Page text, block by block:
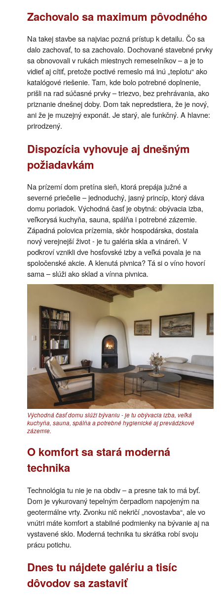
Zachovalo sa maximum pôvodného
Na takej stavbe sa najviac pozná prístup k detailu. Čo sa
dalo zachovať, to sa zachovalo. Dochované stavebné prvky
sa obnovovali v rukách miestnych remeselníkov – a je to
vidieť aj cítiť, pretože poctivé remeslo má inú „teplotu“ ako
katalógové riešenie. Tam, kde bolo potrebné doplnenie,
prišli na rad súčasné prvky – triezvo, bez prehrávania, ako
priznanie dnešnej doby. Dom tak nepredstiera, že je nový,
ani že je muzejný exponát. Je starý, ale funkčný. A hlavne:
prirodzený.
Dispozícia vyhovuje aj dnešným
požiadavkám
Na prízemí dom pretína sieň, ktorá prepája južné a
severné priečelie – jednoduchý, jasný princíp, ktorý dáva
domu poriadok. Východná časť je obytná: obývacia izba,
veľkorysá kuchyňa, sauna, spálňa i potrebné zázemie.
Západná polovica prízemia, skôr hospodárska, dostala
nový verejnejší život - je tu galéria skla a vináreň. V
podkroví vznikli dve hosťovské izby a veľká povala je na
spoločenské akcie. A klenutá pivnica? Tá si o víno hovorí
sama – slúži ako sklad a vínna pivnica.
Východná časť domu slúži bývaniu - je tu obývacia izba, veľká
kuchyňa, sauna, spálňa a potrebné hygienické aj prevádzkové
zázemie.
O komfort sa stará moderná
technika
Technológia tu nie je na obdiv – a presne tak to má byť.
Dom je vykurovaný tepelným čerpadlom napojeným na
geotermálne vrty. Zvonku nič nekričí „novostavba“, ale vo
vnútri máte komfort a stabilné podmienky na bývanie aj na
vystavené sklo. Moderná technika tu skrátka robí svoju
prácu potichu.
Dnes tu nájdete galériu a tisíc
dôvodov sa zastaviť